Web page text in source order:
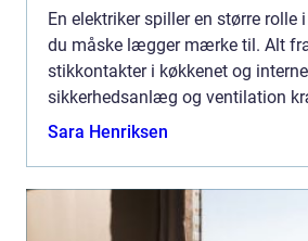
En elektriker spiller en større rolle
du måske lægger mærke til. Alt
stikkontakter i køkkenet og
sikkerhedsanlæg og ventilation
professione...
Sara Henriksen